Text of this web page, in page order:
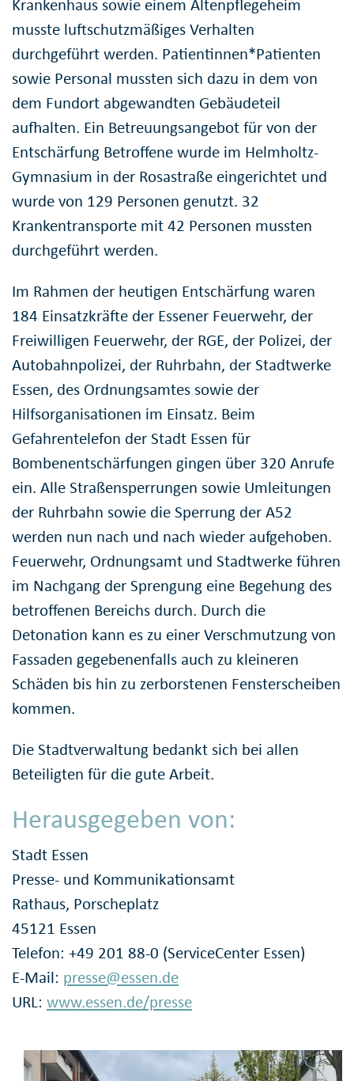
Krankenhaus sowie einem Altenpflegeheim
musste luftschutzmäßiges Verhalten
durchgeführt werden. Patientinnen*Patienten
sowie Personal mussten sich dazu in dem von
dem Fundort abgewandten Gebäudeteil
aufhalten. Ein Betreuungsangebot für von der
Entschärfung Betroffene wurde im Helmholtz-
Gymnasium in der Rosastraße eingerichtet und
wurde von 129 Personen genutzt. 32
Krankentransporte mit 42 Personen mussten
durchgeführt werden.
Im Rahmen der heutigen Entschärfung waren
184 Einsatzkräfte der Essener Feuerwehr, der
Freiwilligen Feuerwehr, der RGE, der Polizei, der
Autobahnpolizei, der Ruhrbahn, der Stadtwerke
Essen, des Ordnungsamtes sowie der
Hilfsorganisationen im Einsatz. Beim
Gefahrentelefon der Stadt Essen für
Bombenentschärfungen gingen über 320 Anrufe
ein. Alle Straßensperrungen sowie Umleitungen
der Ruhrbahn sowie die Sperrung der A52
werden nun nach und nach wieder aufgehoben.
Feuerwehr, Ordnungsamt und Stadtwerke führen
im Nachgang der Sprengung eine Begehung des
betroffenen Bereichs durch. Durch die
Detonation kann es zu einer Verschmutzung von
Fassaden gegebenenfalls auch zu kleineren
Schäden bis hin zu zerborstenen Fensterscheiben
kommen.
Die Stadtverwaltung bedankt sich bei allen
Beteiligten für die gute Arbeit.
Herausgegeben von:
Stadt Essen
Presse- und Kommunikationsamt
Rathaus, Porscheplatz
45121 Essen
Telefon: +49 201 88-0 (ServiceCenter Essen)
E-Mail: presse@essen.de
URL: www.essen.de/presse